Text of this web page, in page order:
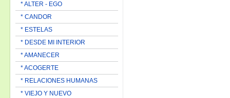
* ALTER - EGO
* CANDOR
* ESTELAS
* DESDE MI INTERIOR
* AMANECER
* ACOGERTE
* RELACIONES HUMANAS
* VIEJO Y NUEVO